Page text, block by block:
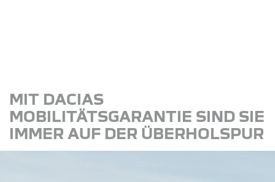
MIT DACIAS
MOBILITÄTSGARANTIE SIND SIE
IMMER AUF DER ÜBERHOLSPUR